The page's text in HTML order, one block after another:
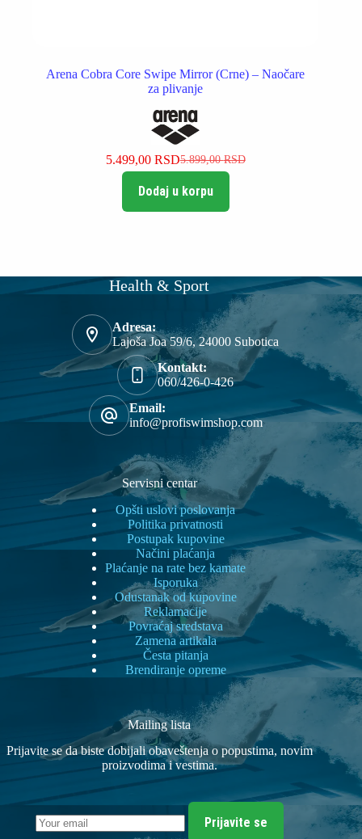
Arena Cobra Core Swipe Mirror (Crne) – Naočare
za plivanje
5.899,00RSD
Originalna
je
bila:
5.499,00 RSDTrenutna
je:
5.499,00 RSD.
Dodaj u korpu
Health & Sport
Adresa:
Lajoša Joa 59/6, 24000 Subotica
Kontakt:
060/426-0-426
Email:
info@profiswimshop.com
Servisni centar
Opšti uslovi poslovanja
Politika privatnosti
Postupak kupovine
Načini plaćanja
Plaćanje na rate bez kamate
Isporuka
Odustanak od kupovine
Reklamacije
Povraćaj sredstava
Zamena artikala
Česta pitanja
Brendiranje opreme
Mailing lista
Prijavite se da biste dobijali obaveštenja o popustima, novim
proizvodima i vestima.
Prijavite se